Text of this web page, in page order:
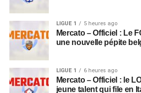
LIGUE 1 5 heures ago
Mercato – Officiel : Le
une nouvelle pépite
LIGUE 1 6 heures ago
Mercato – Officiel : le
jeune talent qui file en